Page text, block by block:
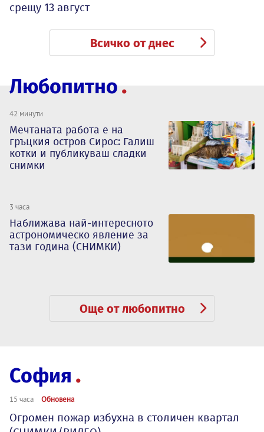
срещу 13 август
Всичко от днес
Любопитно
42 минути
Мечтаната работа е на
гръцкия остров Сирос: Галиш
котки и публикуваш сладки
снимки
3 часа
Наближава най-интересното
астрономическо явление за
тази година (СНИМКИ)
Още от любопитно
София
15 часа Обновена
Огромен пожар избухна в столичен квартал